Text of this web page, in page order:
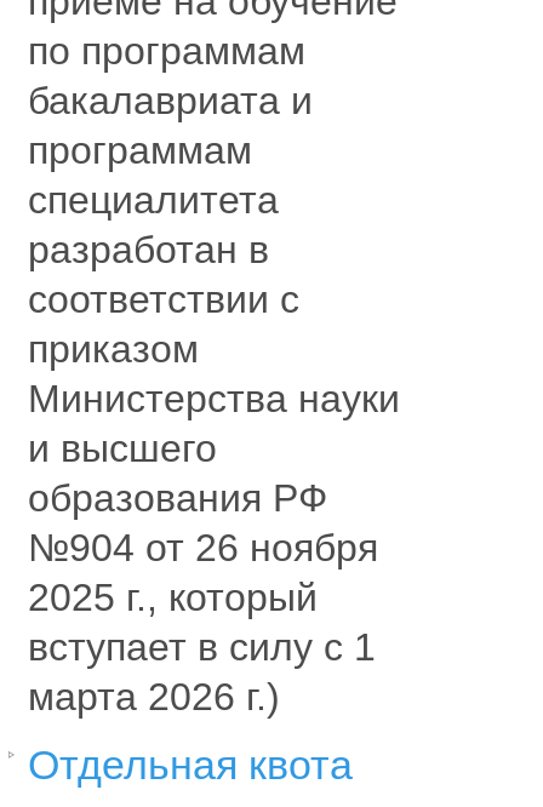
по программам
бакалавриата и
программам
специалитета
разработан в
соответствии с
приказом
Министерства науки
и высшего
образования РФ
№904 от 26 ноября
2025 г., который
вступает в силу с 1
марта 2026 г.)
Отдельная квота